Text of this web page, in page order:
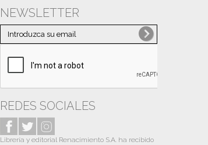
NEWSLETTER
REDES SOCIALES
Librería y editorial Renacimiento S.A. ha recibido